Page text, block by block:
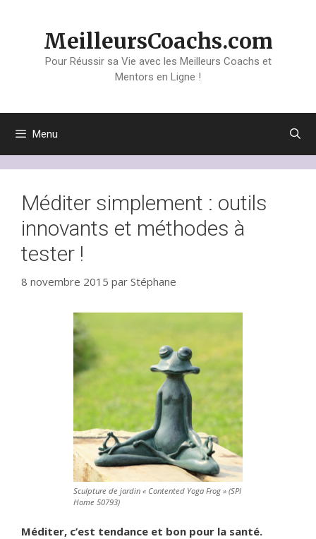
MeilleursCoachs.com
Pour Réussir sa Vie avec les Meilleurs Coachs et
Mentors en Ligne !
Menu
Méditer simplement : outils
innovants et méthodes à
tester !
8 novembre 2015 par Stéphane
Sculpture de jardin « Contented Yoga Frog » (SPI
Home 50793)
Méditer, c’est tendance et bon pour la santé.